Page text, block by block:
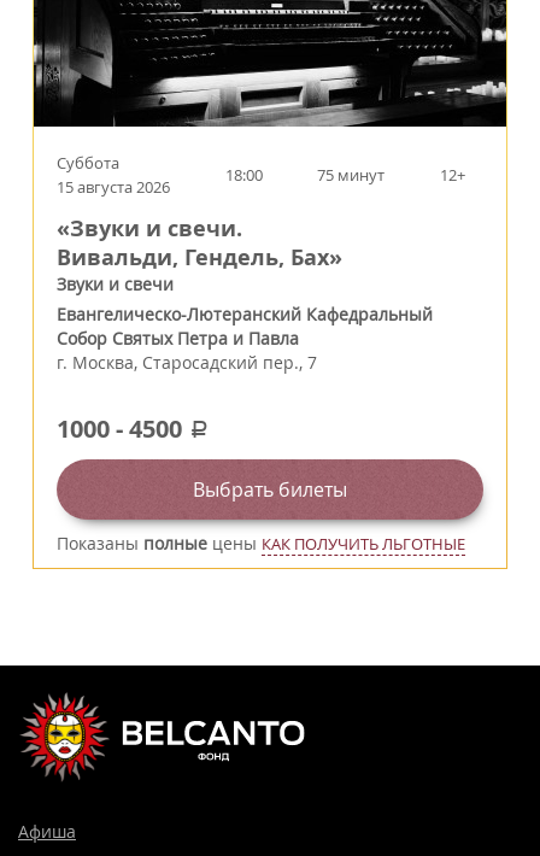
Суббота
15 августа 2026
18:00 75 минут 12+
«Звуки и свечи.
Вивальди, Гендель, Бах»
Звуки и свечи
Евангелическо-Лютеранский Кафедральный
Собор Святых Петра и Павла
г. Москва, Старосадский пер., 7
1000-4500 a
Выбрать билеты
Показаны полные цены КАК ПОЛУЧИТЬ ЛЬГОТНЫЕ
Афиша